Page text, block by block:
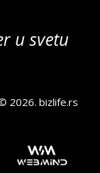
u svetu
2026.bizlife.rs